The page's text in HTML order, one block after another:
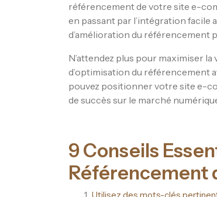
référencement de votre site e-
en passant par l’intégration facile
d’amélioration du référencement
N’attendez plus pour maximiser
d’optimisation du référencement
pouvez positionner votre site e-
de succès sur le marché
9 Conseils
Référencement